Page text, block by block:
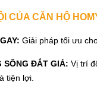
CỦA CĂN HỘ
Giải pháp tối ưu
SÔNG ĐẮT GIÁ: Vị trí
tiện lợi.